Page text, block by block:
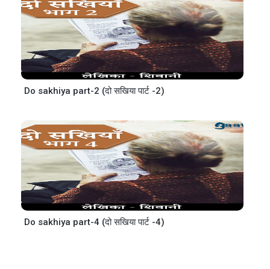
Do sakhiya part-2 (दो सखिया पार्ट -2)
Do sakhiya part-4 (दो सखिया पार्ट -4)